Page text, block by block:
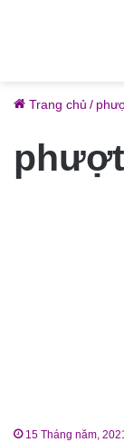
Trang chủ /
15 Tháng năm, 2021